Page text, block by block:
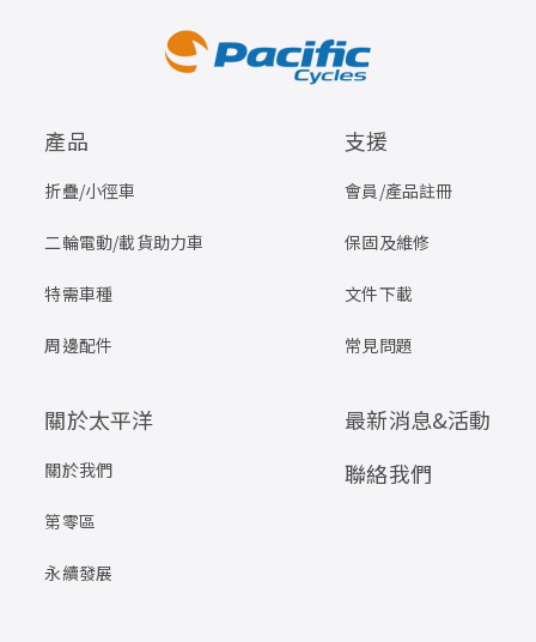
產品
折疊/小徑車
二輪電動/載貨助力車
特需車種
周邊配件
支援
會員/產品註冊
保固及維修
文件下載
常見問題
關於太平洋
關於我們
第零區
永續發展
最新消息&活動
聯絡我們